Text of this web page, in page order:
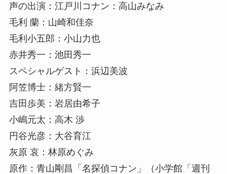
声の出演：江戸川コナン：高山みなみ
毛利 蘭：山崎和佳奈
毛利小五郎：小山力也
赤井秀一：池田秀一
スペシャルゲスト：浜辺美波
阿笠博士：緒方賢一
吉田歩美：岩居由希子
小嶋元太：高木 渉
円谷光彦：大谷育江
灰原 哀：林原めぐみ
原作：青山剛昌「名探偵コナン」（小学館「週刊